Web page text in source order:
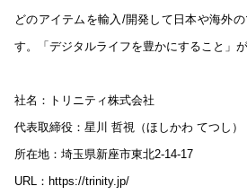
どのアイテムを輸入/開発して日本や海外
す。「デジタルライフを豊かにすること」
社名：トリニティ株式会社
代表取締役：星川 哲視（ほしかわ てつし）
所在地：埼玉県新座市東北2-14-17
URL：https://trinity.jp/